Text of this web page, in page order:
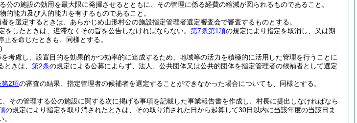
公の施設の効用を最大限に発揮させるとともに、その管理に係る経費の縮減が図られるものであること。
的能力及び人的能力を有するものであること。
を選定するときは、あらかじめ山形村公の施設指定管理者選定審査会で審査するものとする。
をしたときは、遅滞なくその旨を公告しなければならない。 第7条第1項の規定により指定を取消し、又は期
を命じたときも、同様とする。
考慮し、設置目的を効果的かつ効率的に達成するため、地域等の活力を積極的に活用した管理を行うことに
きは、 第2条の規定による公募によらず、法人、公共団体又は公共的団体を指定管理者の候補者として選定
第2項の審査の結果、指定管理者の候補者を選定することができなかった場合についても、同様とする。
その管理する公の施設に関する次に掲げる事項を記載した事業報告書を作成し、村長に提出しなければなら
の規定により指定を取り消されたときは、その取り消された日から起算して30日以内に当該年度の当該日ま